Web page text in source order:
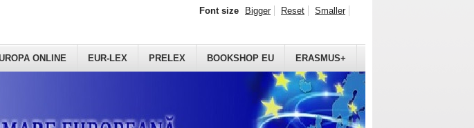
ONLINE EUR-LEX PRELEX BOOKSHOP EU ERASMUS+
Font size Bigger Reset Smaller